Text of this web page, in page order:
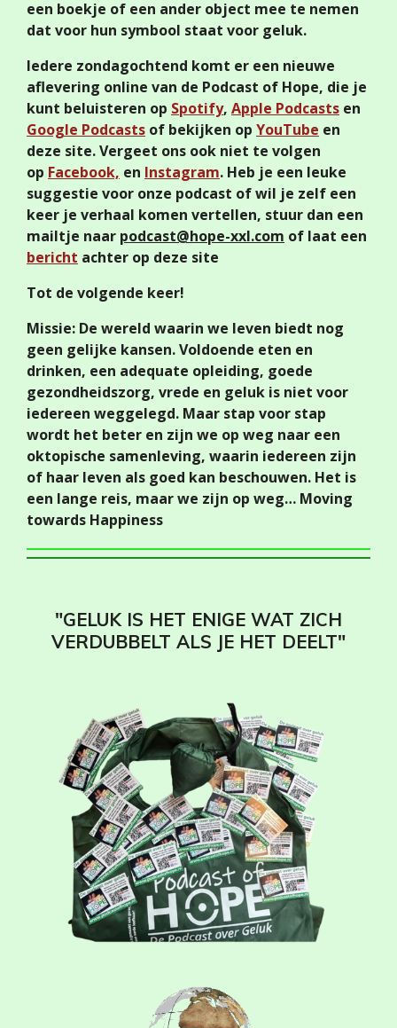
een boekje of een ander object mee te nemen
dat voor hun symbool staat voor geluk.
Iedere zondagochtend komt er een nieuwe
aflevering online van de Podcast of Hope, die je
kunt beluisteren op Spotify, Apple Podcasts en
Google Podcasts of bekijken op YouTube en
deze site. Vergeet ons ook niet te volgen
op Facebook, en Instagram. Heb je een leuke
suggestie voor onze podcast of wil je zelf een
keer je verhaal komen vertellen, stuur dan een
mailtje naar podcast@hope-xxl.com of laat een
bericht achter op deze site
Tot de volgende keer!
Missie: De wereld waarin we leven biedt nog
geen gelijke kansen. Voldoende eten en
drinken, een adequate opleiding, goede
gezondheidszorg, vrede en geluk is niet voor
iedereen weggelegd. Maar stap voor stap
wordt het beter en zijn we op weg naar een
oktopische samenleving, waarin iedereen zijn
of haar leven als goed kan beschouwen. Het is
een lange reis, maar we zijn op weg… Moving
towards Happiness
"GELUK IS HET ENIGE WAT ZICH
VERDUBBELT ALS JE HET DEELT"